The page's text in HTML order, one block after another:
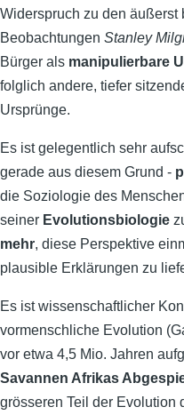
Widerspruch zu den äußerst
Beobachtungen Stanley
Bürger als manipulierbare
folglich andere, tiefer
Ursprünge.
Es ist gelegentlich sehr
gerade aus diesem Grund -
die Soziologie des
seiner Evolutionsbiologie
mehr, diese Perspektive
plausible Erklärungen zu
Es ist wissenschaftlicher
vormenschliche Evolution
vor etwa 4,5 Mio. Jahren
Savannen Afrikas
grösseren Teil der Evolution